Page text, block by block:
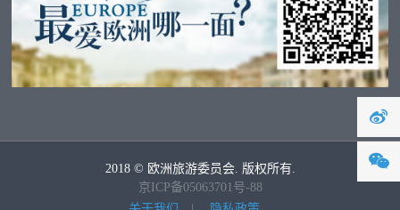
2018 © 欧洲旅游委员会. 版权所有.
京ICP备05063701号-88